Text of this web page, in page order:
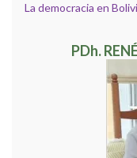
La democracia en
PDh.